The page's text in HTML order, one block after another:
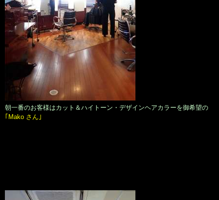
朝一番のお客様はカット＆ハイトーン・デザインヘアカラーを御希望の
｢Mako さん｣